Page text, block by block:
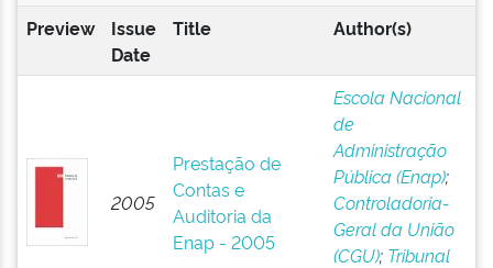
Preview
Issue
Date
Title Author(s)
2005
Prestação de
Contas e
Auditoria da
Enap - 2005
Escola Nacional
de
Administração
Pública (Enap);
Controladoria-
Geral da União
(CGU); Tribunal